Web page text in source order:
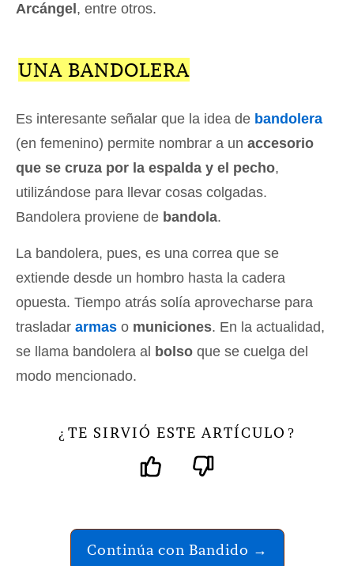
Arcángel , entre otros.
UNA BANDOLERA
Es interesante señalar que la idea de bandolera
(en femenino) permite nombrar a un accesorio
que se cruza por la espalda y el pecho,
utilizándose para llevar cosas colgadas.
Bandolera proviene de bandola.
La bandolera, pues, es una correa que se
extiende desde un hombro hasta la cadera
opuesta. Tiempo atrás solía aprovecharse para
trasladar armas o municiones. En la actualidad,
se llama bandolera al bolso que se cuelga del
modo mencionado.
¿ TE SIRVIÓ ESTE ARTÍCULO ?
Continúa con Bandido →